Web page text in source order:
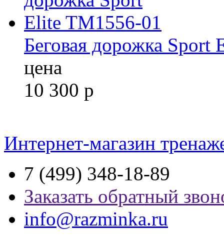
Беговая дорожка Sport
цена
10 300 р
Интернет-магазин
7 (499) 348-18-89
Заказать обратный
info@razminka.ru